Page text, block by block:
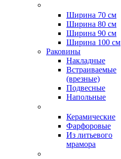
Ширина 70 см
Ширина 80 см
Ширина 90 см
Ширина 100 см
Раковины
Накладные
Встраиваемые
(врезные)
Подвесные
Напольные
Керамические
Фарфоровые
Из литьевого
мрамора